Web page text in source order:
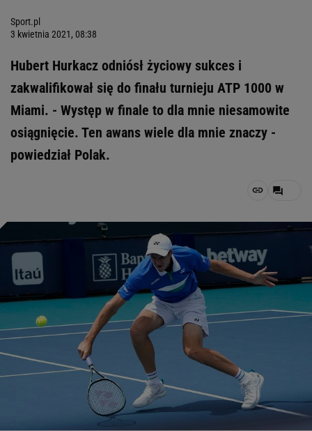
Sport.pl
3 kwietnia 2021, 08:38
Hubert Hurkacz odniósł życiowy sukces i
zakwalifikował się do finału turnieju ATP 1000 w
Miami. - Występ w finale to dla mnie niesamowite
osiągnięcie. Ten awans wiele dla mnie znaczy -
powiedział Polak.